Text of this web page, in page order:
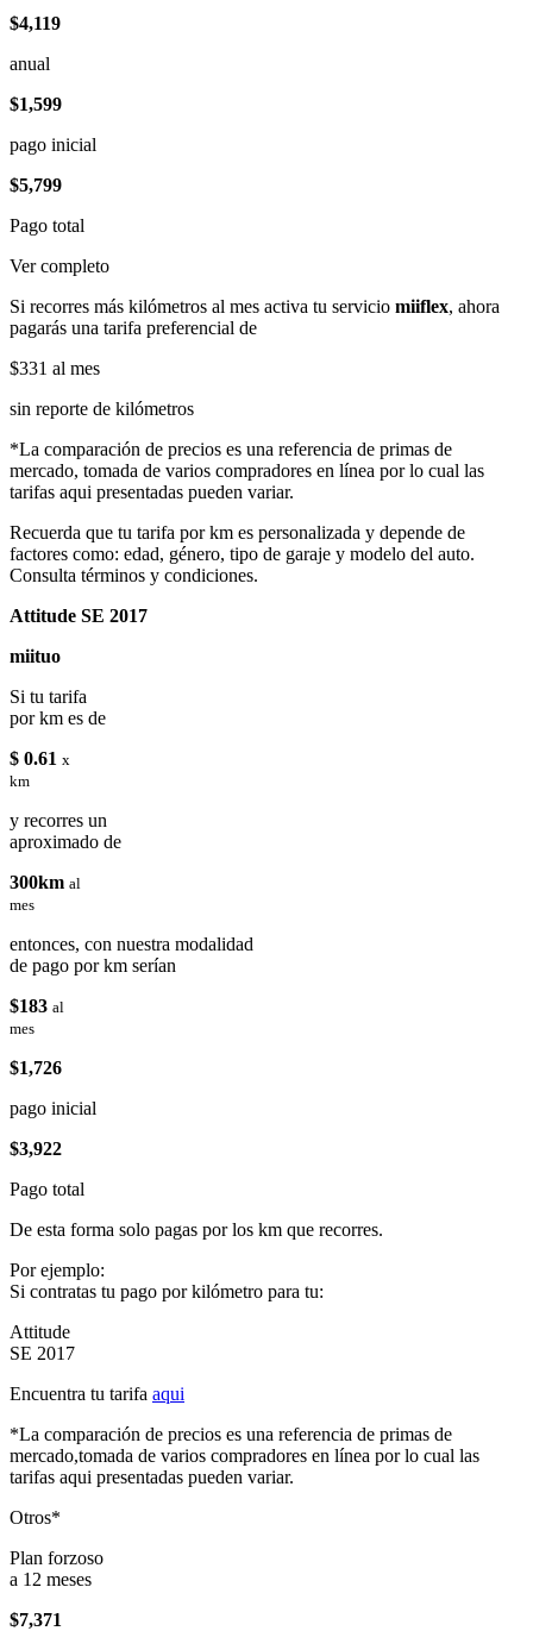
$4,119
anual
$1,599
pago inicial
$5,799
Pago total
Ver completo
Si recorres más kilómetros al mes activa tu servicio miiflex, ahora
pagarás una tarifa preferencial de
$331 al mes
sin reporte de kilómetros
*La comparación de precios es una referencia de primas de
mercado, tomada de varios compradores en línea por lo cual las
tarifas aqui presentadas pueden variar.
Recuerda que tu tarifa por km es personalizada y depende de
factores como: edad, género, tipo de garaje y modelo del auto.
Consulta términos y condiciones.
Attitude SE 2017
miituo
Si tu tarifa
por km es de
$ 0.61 x
km
y recorres un
aproximado de
300km al
mes
entonces, con nuestra modalidad
de pago por km serían
$183 al
mes
$1,726
pago inicial
$3,922
Pago total
De esta forma solo pagas por los km que recorres.
Por ejemplo:
Si contratas tu pago por kilómetro para tu:
Attitude
SE 2017
Encuentra tu tarifa aqui
*La comparación de precios es una referencia de primas de
mercado,tomada de varios compradores en línea por lo cual las
tarifas aqui presentadas pueden variar.
Otros*
Plan forzoso
a 12 meses
$7,371